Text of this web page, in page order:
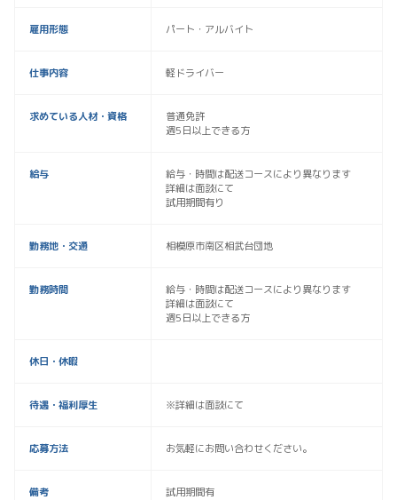
雇用形態 パート・アルバイト
仕事内容 軽ドライバー
求めている人材・資格
普通免許
週5日以上できる方
給与
給与・時間は配送コースにより異なります
詳細は面談にて
試用期間有り
勤務地・交通 相模原市南区相武台団地
勤務時間
給与・時間は配送コースにより異なります
詳細は面談にて
週5日以上できる方
休日・休暇
待遇・福利厚生 ※詳細は面談にて
応募方法 お気軽にお問い合わせください。
備考 試用期間有